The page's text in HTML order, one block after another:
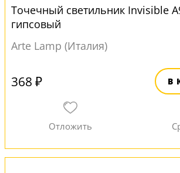
Точечный светильник Invisible
гипсовый
Arte Lamp (Италия)
368 ₽ В